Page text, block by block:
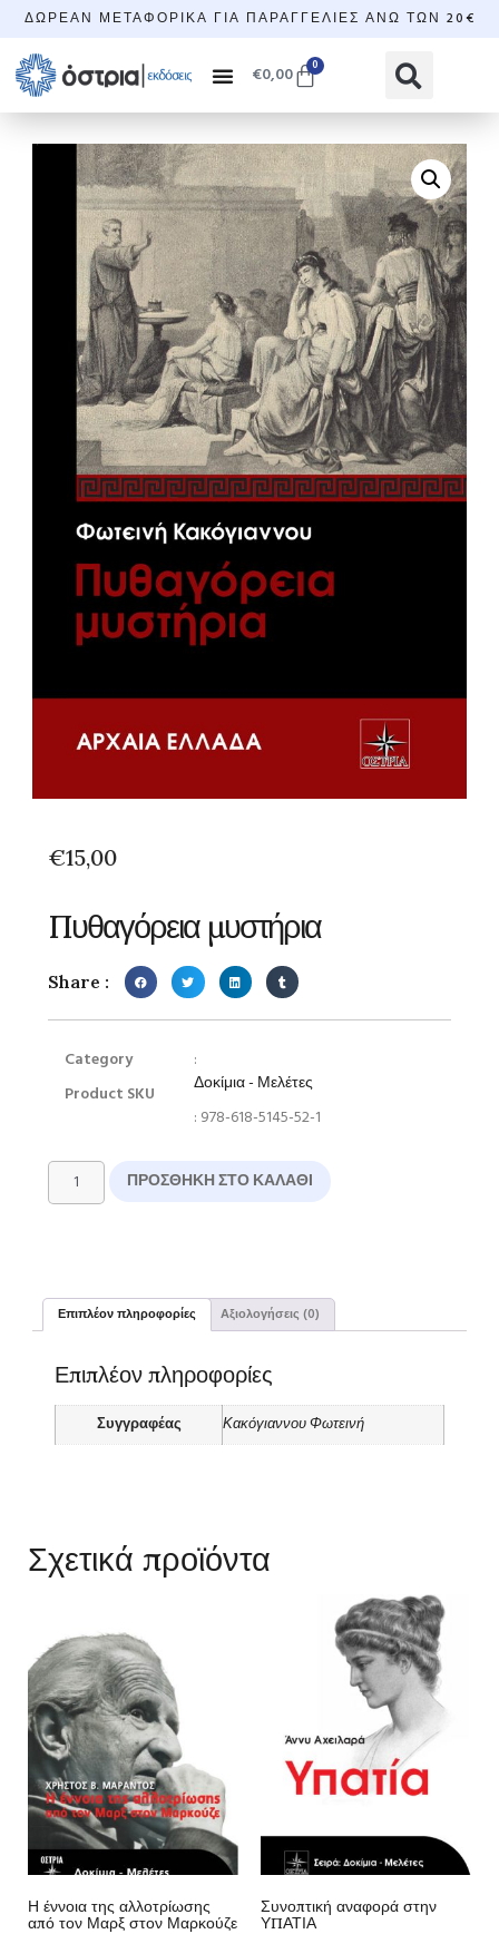
ΔΩΡΕΆΝ ΜΕΤΑΦΟΡΙΚΆ ΓΙΑ ΠΑΡΑΓΓΕΛΊΕΣ ΆΝΩ ΤΩΝ 20€
€0,00 0
€15,00
Πυθαγόρεια μυστήρια
Share :
Category
Product SKU
:
Δοκίμια - Μελέτες
: 978-618-5145-52-1
ΠΡΟΣΘΉΚΗ ΣΤΟ ΚΑΛΆΘΙ
Επιπλέον πληροφορίες Αξιολογήσεις (0)
Επιπλέον πληροφορίες
Συγγραφέας Κακόγιαννου Φωτεινή
Σχετικά προϊόντα
Η έννοια της αλλοτρίωσης
από τον Μαρξ στον Μαρκούζε
Συνοπτική αναφορά στην
ΥΠΑΤΙΑ